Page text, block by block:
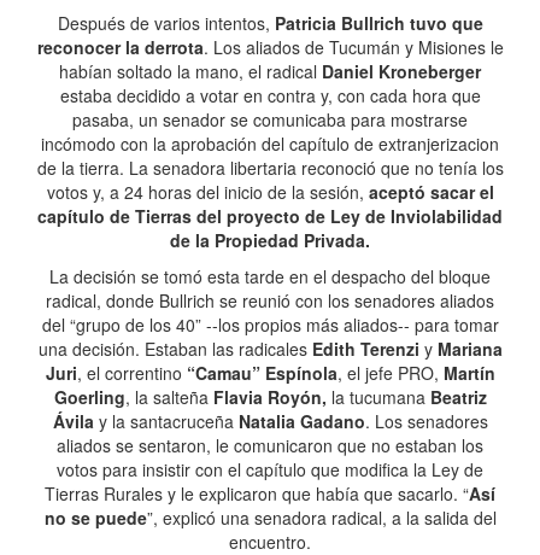
Después de varios intentos, Patricia Bullrich tuvo que
reconocer la derrota. Los aliados de Tucumán y Misiones le
habían soltado la mano, el radical Daniel Kroneberger
estaba decidido a votar en contra y, con cada hora que
pasaba, un senador se comunicaba para mostrarse
incómodo con la aprobación del capítulo de extranjerizacion
de la tierra. La senadora libertaria reconoció que no tenía los
votos y, a 24 horas del inicio de la sesión, aceptó sacar el
capítulo de Tierras del proyecto de Ley de Inviolabilidad
de la Propiedad Privada.
La decisión se tomó esta tarde en el despacho del bloque
radical, donde Bullrich se reunió con los senadores aliados
del “grupo de los 40” --los propios más aliados-- para tomar
una decisión. Estaban las radicales Edith Terenzi y Mariana
Juri, el correntino “Camau” Espínola, el jefe PRO, Martín
Goerling, la salteña Flavia Royón, la tucumana Beatriz
Ávilay la santacruceñaNatalia Gadano. Los senadores
aliados se sentaron, le comunicaron que no estaban los
votos para insistir con el capítulo que modifica la Ley de
Tierras Rurales y le explicaron que había que sacarlo. “Así
no se puede”, explicó una senadora radical, a la salida del
encuentro.